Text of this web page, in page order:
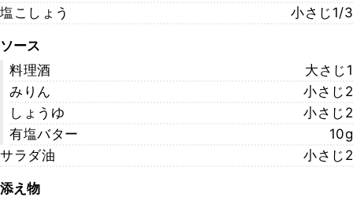
塩こしょう
小さじ1/3
ソース
料理酒
大さじ1
みりん
小さじ2
しょうゆ
小さじ2
有塩バター
10g
サラダ油
小さじ2
添え物